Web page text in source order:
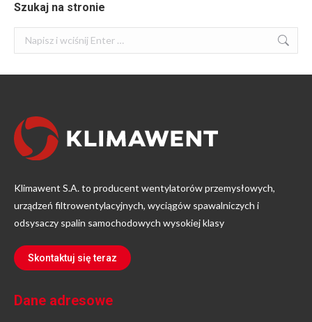
Szukaj na stronie
Szukaj:
Klimawent S.A. to producent wentylatorów przemysłowych,
urządzeń filtrowentylacyjnych, wyciągów spawalniczych i
odsysaczy spalin samochodowych wysokiej klasy
Skontaktuj się teraz
Dane adresowe